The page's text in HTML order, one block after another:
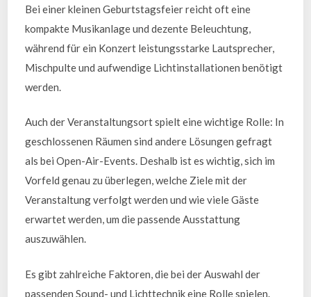
Bei einer kleinen Geburtstagsfeier reicht oft eine
kompakte Musikanlage und dezente Beleuchtung,
während für ein Konzert leistungsstarke Lautsprecher,
Mischpulte und aufwendige Lichtinstallationen benötigt
werden.
Auch der Veranstaltungsort spielt eine wichtige Rolle: In
geschlossenen Räumen sind andere Lösungen gefragt
als bei Open-Air-Events. Deshalb ist es wichtig, sich im
Vorfeld genau zu überlegen, welche Ziele mit der
Veranstaltung verfolgt werden und wie viele Gäste
erwartet werden, um die passende Ausstattung
auszuwählen.
Es gibt zahlreiche Faktoren, die bei der Auswahl der
passenden Sound- und Lichttechnik eine Rolle spielen.